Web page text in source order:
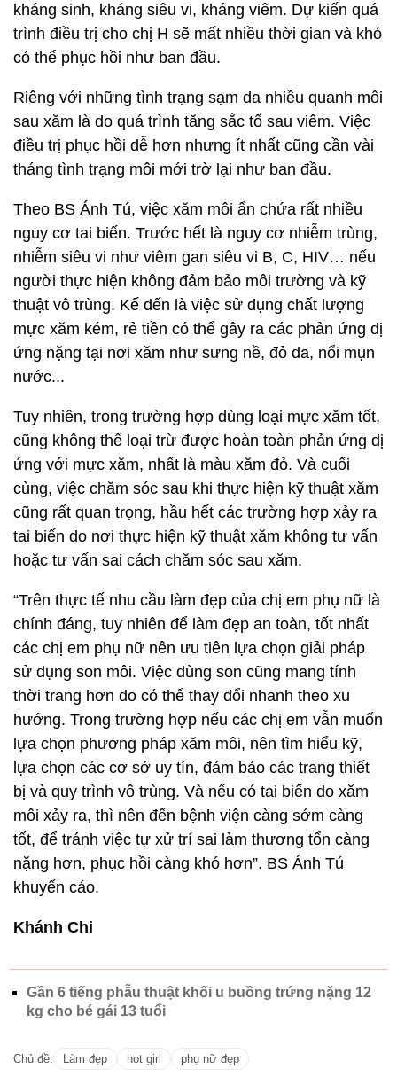
kháng sinh, kháng siêu vi, kháng viêm. Dự kiến quá
trình điều trị cho chị H sẽ mất nhiều thời gian và khó
có thể phục hồi như ban đầu.
Riêng với những tình trạng sạm da nhiều quanh môi
sau xăm là do quá trình tăng sắc tố sau viêm. Việc
điều trị phục hồi dễ hơn nhưng ít nhất cũng cần vài
tháng tình trạng môi mới trờ lại như ban đầu.
Theo BS Ánh Tú, việc xăm môi ẩn chứa rất nhiều
nguy cơ tai biến. Trước hết là nguy cơ nhiễm trùng,
nhiễm siêu vi như viêm gan siêu vi B, C, HIV… nếu
người thực hiện không đảm bảo môi trường và kỹ
thuật vô trùng. Kế đến là việc sử dụng chất lượng
mực xăm kém, rẻ tiền có thể gây ra các phản ứng dị
ứng nặng tại nơi xăm như sưng nề, đỏ da, nổi mụn
nước...
Tuy nhiên, trong trường hợp dùng loại mực xăm tốt,
cũng không thể loại trừ được hoàn toàn phản ứng dị
ứng với mực xăm, nhất là màu xăm đỏ. Và cuối
cùng, việc chăm sóc sau khi thực hiện kỹ thuật xăm
cũng rất quan trọng, hầu hết các trường hợp xảy ra
tai biến do nơi thực hiện kỹ thuật xăm không tư vấn
hoặc tư vấn sai cách chăm sóc sau xăm.
“Trên thực tế nhu cầu làm đẹp của chị em phụ nữ là
chính đáng, tuy nhiên để làm đẹp an toàn, tốt nhất
các chị em phụ nữ nên ưu tiên lựa chọn giải pháp
sử dụng son môi. Việc dùng son cũng mang tính
thời trang hơn do có thể thay đổi nhanh theo xu
hướng. Trong trường hợp nếu các chị em vẫn muốn
lựa chọn phương pháp xăm môi, nên tìm hiểu kỹ,
lựa chọn các cơ sở uy tín, đảm bảo các trang thiết
bị và quy trình vô trùng. Và nếu có tai biến do xăm
môi xảy ra, thì nên đến bệnh viện càng sớm càng
tốt, để tránh việc tự xử trí sai làm thương tổn càng
nặng hơn, phục hồi càng khó hơn”. BS Ánh Tú
khuyến cáo.
Khánh Chi
Gần 6 tiếng phẫu thuật khối u buồng trứng nặng 12
kg cho bé gái 13 tuổi
Chủ đề: Làm đẹp hot girl phụ nữ đẹp